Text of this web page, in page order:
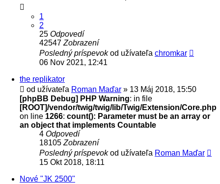
1
2
25 Odpovedí
42547 Zobrazení
Posledný príspevokod užívateľa chromkar
06 Nov 2021, 12:41
the replikator
od užívateľa Roman Maďar » 13 Máj 2018, 15:50
[phpBB Debug] PHP Warning: in file
[ROOT]/vendor/twig/twig/lib/Twig/Extension/Core.php
on line 1266: count(): Parameter must be an array or
an object that implements Countable
4 Odpovedí
18105 Zobrazení
Posledný príspevokod užívateľa Roman Maďar
15 Okt 2018, 18:11
Nové "JK 2500"